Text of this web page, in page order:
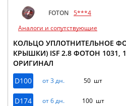
FOTON 5***4
Аналоги и сопутствующие
КОЛЬЦО УПЛОТНИТЕЛЬНОЕ
КРЫШКИ) ISF 2.8 ФОТОН 1031,
ОРИГИНАЛ
D100
от 3 дн. 50 шт
D174 от 6 дн. 100 шт